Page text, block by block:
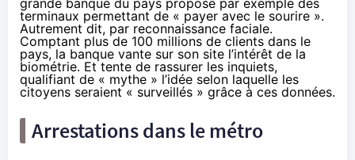
terminaux permettant de « payer avec le sourire ».
Autrement dit, par reconnaissance faciale.
Comptant plus de 100 millions de clients dans le
pays, la banque vante sur son site l’intérêt de la
biométrie. Et tente de rassurer les inquiets,
qualifiant de « mythe » l’idée selon laquelle les
citoyens seraient « surveillés » grâce à ces données.
Arrestations dans le métro